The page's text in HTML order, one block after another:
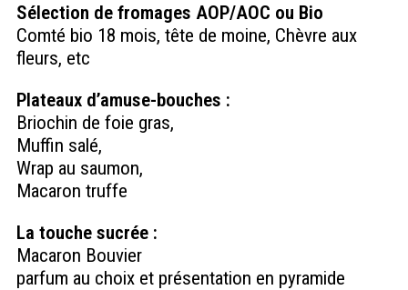
Sélection de fromages AOP/AOC ou Bio
Comté bio 18 mois, tête de moine, Chèvre aux
fleurs, etc
Plateaux d’amuse-bouches :
Briochin de foie gras,
Muffin salé,
Wrap au saumon,
Macaron truffe
La touche sucrée :
Macaron Bouvier
parfum au choix et présentation en pyramide